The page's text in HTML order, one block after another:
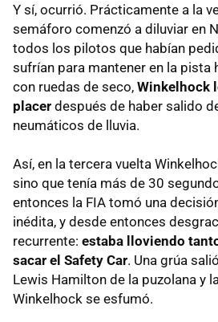
Y sí, ocurrió. Prácticamente a la
semáforo comenzó a diluviar en
todos los pilotos que habían
sufrían para mantener en la pista
con ruedas de seco, Winkelhock
placer después de haber salido
neumáticos de lluvia.
Así, en la tercera vuelta
sino que tenía más de 30
entonces la FIA tomó una
inédita, y desde entonces
recurrente: estaba lloviendo
sacar el Safety Car. Una grúa
Lewis Hamilton de la puzolana y
Winkelhock se esfumó.